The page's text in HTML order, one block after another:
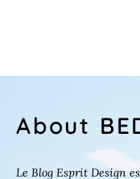
About
Le Blog Esprit Design